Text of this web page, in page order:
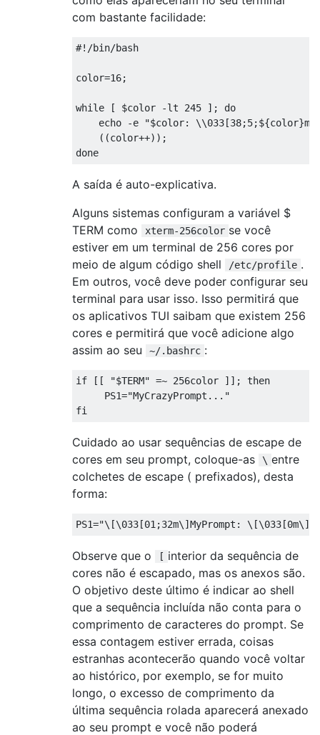
com bastante facilidade:
#!/bin/bash
color=16;
while [ $color -lt 245 ];
do
    echo
-e
"$color:
((color++));
done
A saída é auto-explicativa.
Alguns sistemas configuram a variável $
TERM como
xterm-256color se você
estiver em um terminal de 256 cores por
meio de algum código shell
/etc/profile .
Em outros, você deve poder configurar seu
terminal para usar isso. Isso permitirá que
os aplicativos TUI saibam que existem 256
cores e permitirá que você adicione algo
assim ao seu
~/.bashrc :
if [[ "$TERM" =~ 256color ]];
then
     PS1
="MyCrazyPrompt..."
fi
Cuidado ao usar sequências de escape de
cores em seu prompt, coloque-as
\ entre
colchetes de escape ( prefixados), desta
forma:
PS1="\[\033[01;32m\]MyPrompt: \[\033[0m\]"
Observe que o [ interior da sequência de
cores não é escapado, mas os anexos são.
O objetivo deste último é indicar ao shell
que a sequência incluída não conta para o
comprimento de caracteres do prompt. Se
essa contagem estiver errada, coisas
estranhas acontecerão quando você voltar
ao histórico, por exemplo, se for muito
longo, o excesso de comprimento da
última sequência rolada aparecerá anexado
ao seu prompt e você não poderá